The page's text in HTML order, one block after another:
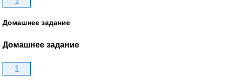
Домашнее задание
Домашнее задание
1